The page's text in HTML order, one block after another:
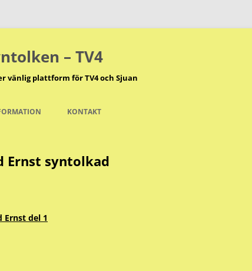
– TV4
vänlig plattform för TV4 och Sjuan
KONTAKT
Ernst syntolkad
Ernst del 1